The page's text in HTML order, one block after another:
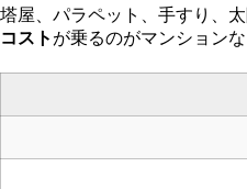
塔屋、パラペット、手すり、
コスト が乗るのがマンション